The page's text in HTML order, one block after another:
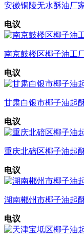
安徽铜陵无水酥油厂
电议
南京鼓楼区椰子油工
电议
甘肃白银市椰子油起
电议
重庆北碚区椰子油起
电议
湖南郴州市椰子油起
电议